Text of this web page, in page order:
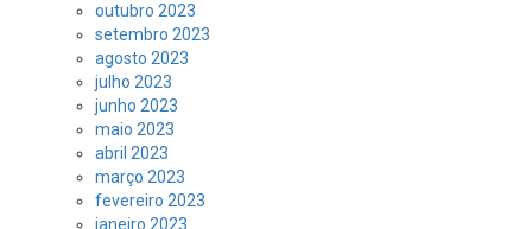
outubro 2023
setembro 2023
agosto 2023
julho 2023
junho 2023
maio 2023
abril 2023
março 2023
fevereiro 2023
janeiro 2023